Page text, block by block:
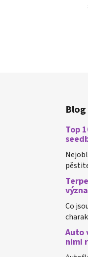
Blog
Top
Co
Auto
nimi